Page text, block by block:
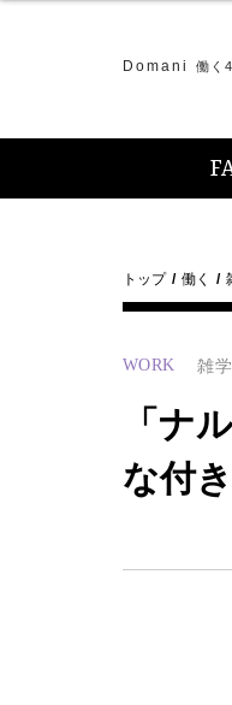
Domani 働く
トップ 働く
WORK 雑学
「ナ
な付